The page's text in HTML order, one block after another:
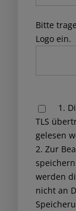
Bitte
Logo ein.
leave
this
field
empty.
1.
TLS
gelesen
2. Zur
werden
nicht an